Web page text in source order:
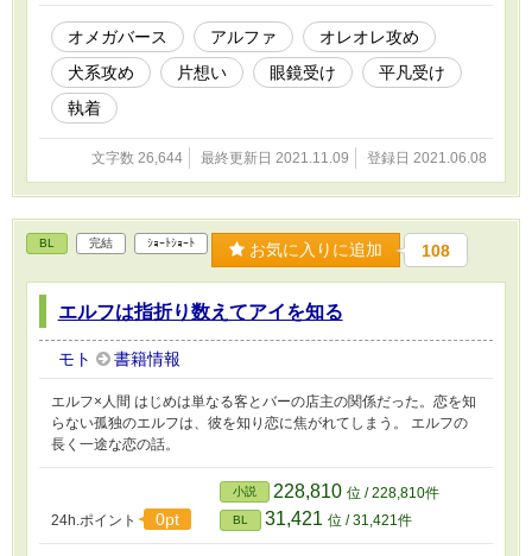
オメガバース アルファ
オレオレ攻め
犬系攻め
片想い 眼鏡受け
平凡受け
執着
文字数 26,644 最終更新日 2021.11.09 登録日 2021.06.08
BL 完結 ｼｮｰﾄｼｮｰﾄ お気に入りに追加 108
エルフは指折り数えてアイを知る
モト 書籍情報
エルフ×人間 はじめは単なる客とバーの店主の関係だった。恋を知
らない孤独のエルフは、彼を知り恋に焦がれてしまう。 エルフの
長く一途な恋の話。
24h.ポイント 0pt
小説 228,810 位 / 228,810件
BL 31,421 位 / 31,421件